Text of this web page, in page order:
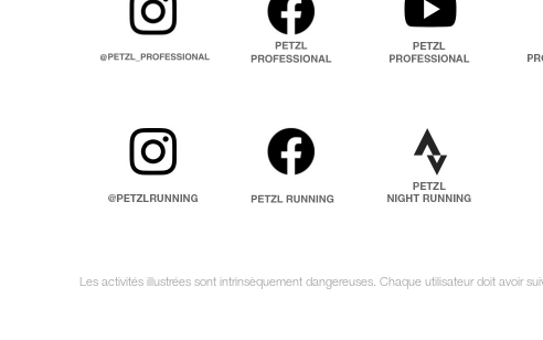
Les activités illustrées sont intrinsèquement dangereuses. Chaque utilisateur doit avoir